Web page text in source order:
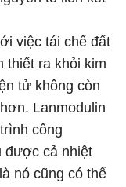
việc tái chế đất
thiết ra khỏi kim
tử không còn
Lanmodulin
công
được cả nhiệt
nó cũng có thể